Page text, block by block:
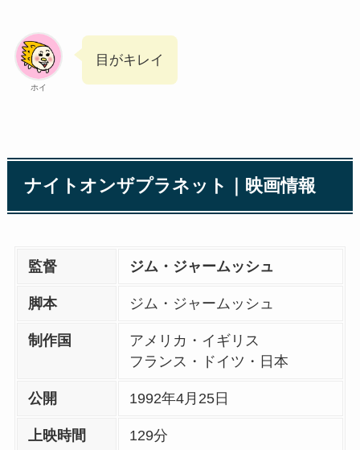
ホイ
目がキレイ
ナイトオンザプラネット｜映画情報
監督 ジム・ジャームッシュ
脚本 ジム・ジャームッシュ
制作国
アメリカ・イギリス
フランス・ドイツ・日本
公開 1992年4月25日
上映時間 129分